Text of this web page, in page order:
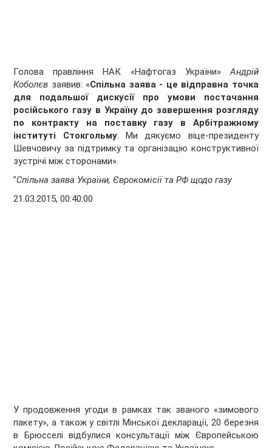
Голова правління НАК «Нафтогаз України»Андрій
Коболєв заявив: «Спільна заява - це відправна точка
для подальшої дискусії про умови постачання
російського газу в Україну до завершення розгляду
по контракту на поставку газу в Арбітражному
інституті Стокгольму. Ми дякуємо віце-президенту
Шевчовичу за підтримку та організацію конструктивної
зустрічі між сторонами».
"Спільна заява України, Єврокомісії та РФ щодо газу
21.03.2015, 00:40:00
У продовження угоди в рамках так званого «зимового
пакету», а також у світлі Мінської декларації, 20 березня
в Брюсселі відбулися консультації між Європейською